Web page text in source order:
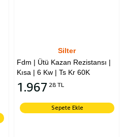
Silter
Fdm | Ütü Kazan Rezistansı |
Kısa | 6 Kw | Ts Kr 60K
1.967 28 TL
Sepete Ekle